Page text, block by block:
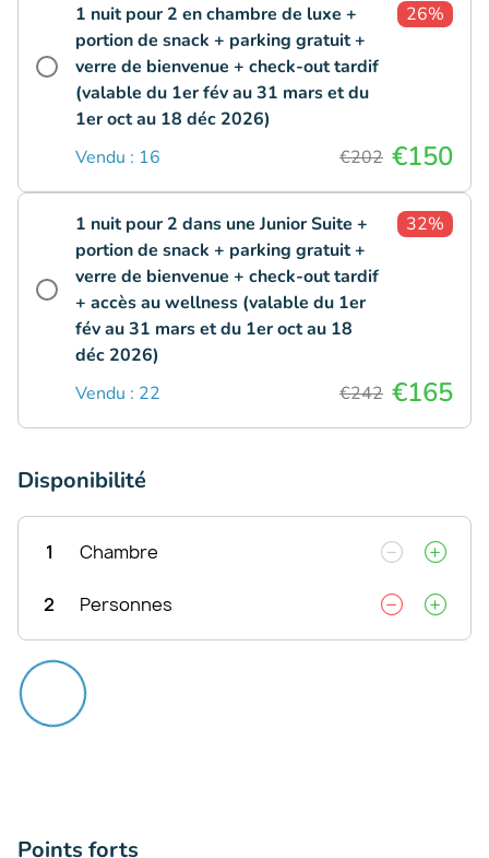
1 nuit pour 2 en chambre de luxe +
portion de snack + parking gratuit +
verre de bienvenue + check-out tardif
(valable du 1er fév au 31 mars et du
1er oct au 18 déc 2026)
26%
Vendu : 16 €202 €150
1 nuit pour 2 dans une Junior Suite +
portion de snack + parking gratuit +
verre de bienvenue + check-out tardif
+ accès au wellness (valable du 1er
fév au 31 mars et du 1er oct au 18
déc 2026)
32%
Vendu : 22 €242 €165
Disponibilité
1 Chambre
2 Personnes
Points forts